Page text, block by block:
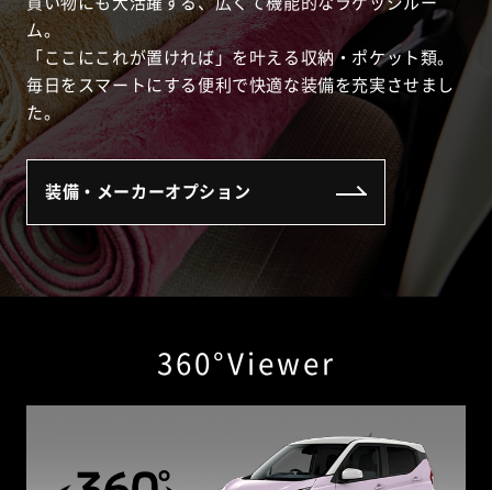
ム。
「ここにこれが置ければ」を叶える収納・ポケット類。
毎日をスマートにする便利で快適な装備を充実させまし
た。
装備・メーカーオプション
360°Viewer